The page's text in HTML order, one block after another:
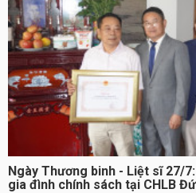
Ngày Thương binh - Liệt sĩ 27/
gia đình chính sách tại CHLB